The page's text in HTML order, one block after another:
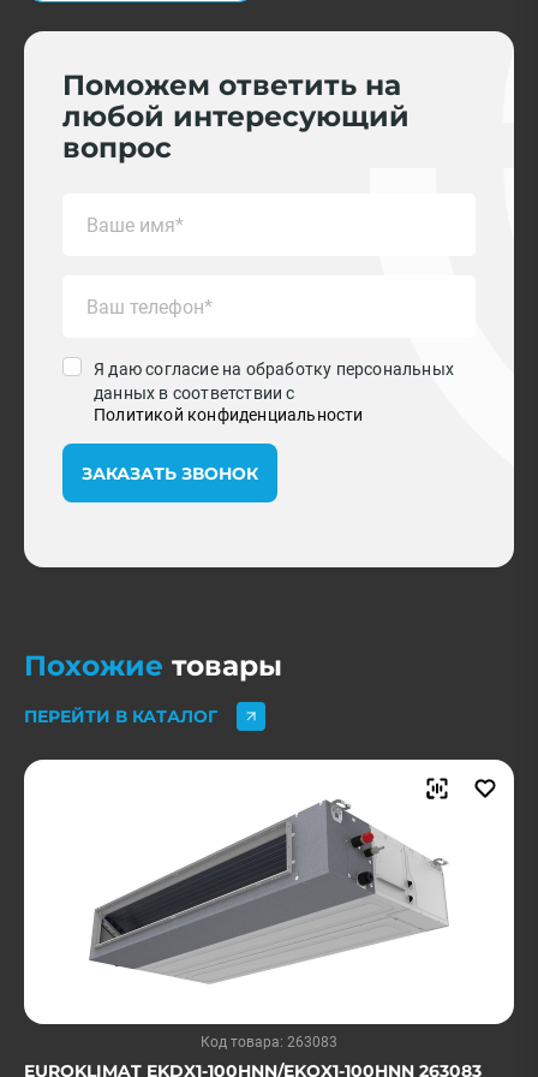
Поможем ответить на
любой интересующий
вопрос
Я даю согласие на обработку персональных
данных в соответствии с
Политикой конфиденциальности
ЗАКАЗАТЬ ЗВОНОК
Похожие товары
ПЕРЕЙТИ В КАТАЛОГ
Код товара: 263083
EUROKLIMAT EKDX1-100HNN/EKOX1-100HNN 263083